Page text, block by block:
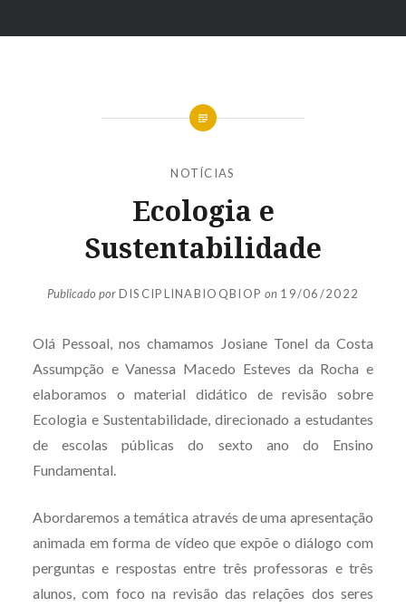
para
NOTÍCIAS
Ecologia e
Sustentabilidade
Publicado porDISCIPLINABIOQBIOP on 19/06/2022
Olá Pessoal, nos chamamos Josiane Tonel da Costa
Assumpção e Vanessa Macedo Esteves da Rocha e
elaboramos o material didático de revisão sobre
Ecologia e Sustentabilidade, direcionado a estudantes
de escolas públicas do sexto ano do Ensino
Fundamental.
Abordaremos a temática através de uma apresentação
animada em forma de vídeo que expõe o diálogo com
perguntas e respostas entre três professoras e três
alunos, com foco na revisão das relações dos seres